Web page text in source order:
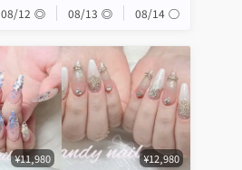
08/12 ◎ 08/13 ◎ 08/14 ◯
¥11,980 ¥12,980